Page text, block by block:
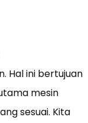
Hal ini bertujuan
mesin
sesuai. Kita